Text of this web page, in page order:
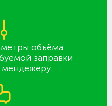
объёма
заправки
мендежеру.